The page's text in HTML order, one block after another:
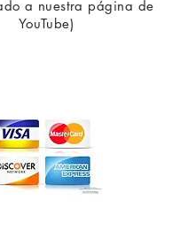
a nuestra página de
YouTube)